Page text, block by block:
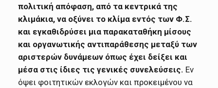
πολιτική απόφαση, από τα κεντρικά της
κλιμάκια, να οξύνει το κλίμα εντός των Φ.Σ.
και εγκαθιδρύσει μια παρακαταθήκη μίσους
και οργανωτικής αντιπαράθεσης μεταξύ των
αριστερών δυνάμεων όπως έχει δείξει και
μέσα στις ίδιες τις γενικές συνελεύσεις. Εν
όψει φοιτητικών εκλογών και προκειμένου να